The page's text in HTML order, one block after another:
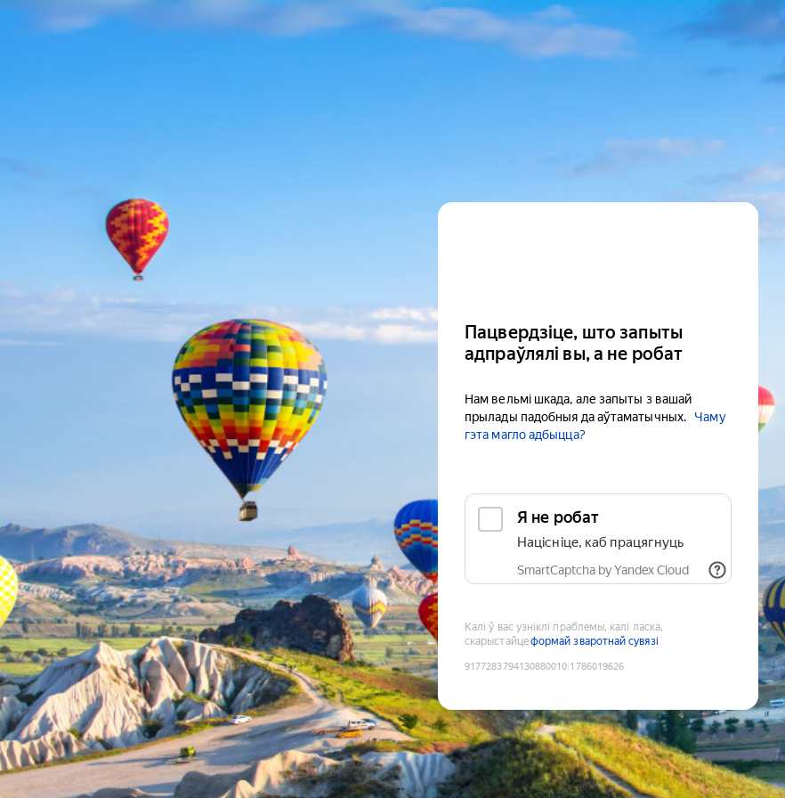
Пацвердзіце, што запыты
адпраўлялі вы, а не робат
Нам вельмі шкада, але запыты з вашай
прылады падобныя да аўтаматычных.
Чаму
гэта магло адбыцца?
Я не робат
Націсніце, каб працягнуць
SmartCaptcha by Yandex Cloud
Калі ў вас узніклі праблемы, калі ласка,
скарыстайцеформай зваротнай сувязі
9177283794130880010:1786019626